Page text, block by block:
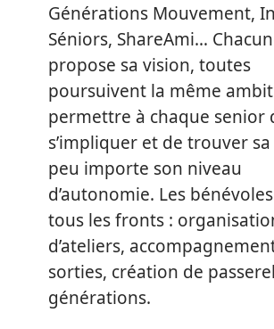
Générations Mouvement,
Séniors, ShareAmi…
propose sa vision, toutes
poursuivent la même
permettre à chaque senior
s’impliquer et de trouver sa
peu importe son niveau
d’autonomie. Les
tous les fronts :
d’ateliers,
sorties, création de
générations.